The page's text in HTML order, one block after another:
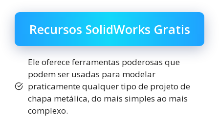
Recursos SolidWorks Gratis
Ele oferece ferramentas poderosas que
podem ser usadas para modelar
praticamente qualquer tipo de projeto de
chapa metálica, do mais simples ao mais
complexo.